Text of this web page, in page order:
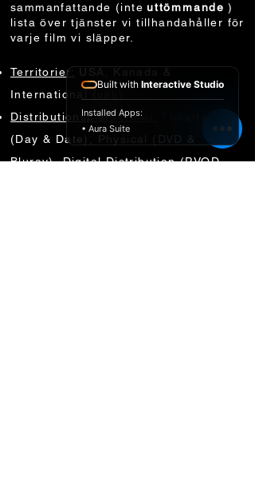
sammanfattande (inte uttömmande )
lista över tjänster vi tillhandahåller för
varje film vi släpper.
Territorier: USA, Kanada &
International (välj)
Distributionsplattformar:
(Day & Date), Physical (DVD &
Bluray), Digital Distribution (PVOD,
Built with Interactive Studio
Installed Apps:
• Aura Suite